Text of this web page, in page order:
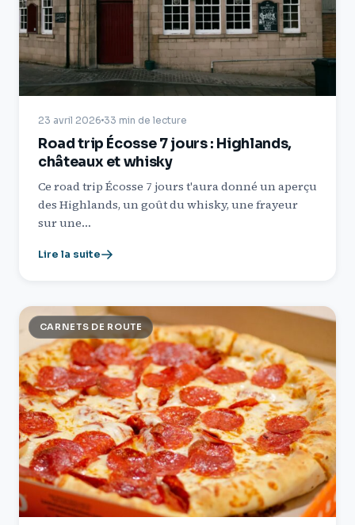
23 avril 2026 33 min de lecture
Road trip Écosse 7 jours : Highlands,
châteaux et whisky
Ce road trip Écosse 7 jours t'aura donné un aperçu
des Highlands, un goût du whisky, une frayeur
sur une…
Lire la suite
CARNETS DE ROUTE